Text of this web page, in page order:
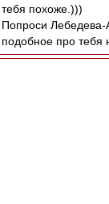
тебя похоже.)))
Попроси
подобное про тебя